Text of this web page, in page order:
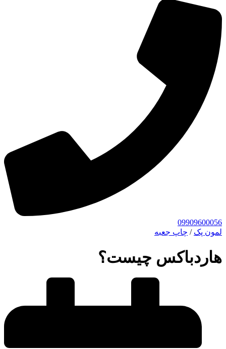
09909600056
لمون پک / چاپ جعبه
هاردباکس چیست؟